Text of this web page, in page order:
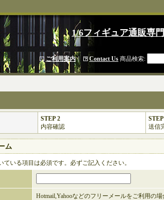
1/6フィギュア通販専
ご利用案内｜ Contact Us 商品検索:
STEP 2
内容確認
送信
ム
ている項目は必須です。必ずご記入ください。
Hotmail,Yahooなどのフリーメールをご利用の